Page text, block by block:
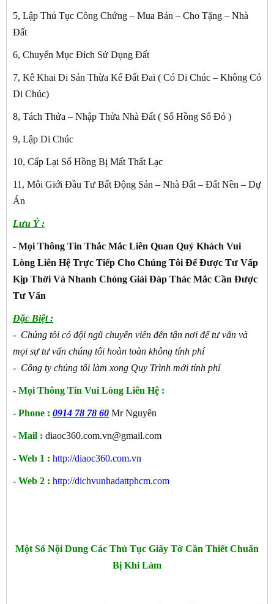
5, Lập Thủ Tục Công Chứng – Mua Bán – Cho Tặng – Nhà
Đất
6, Chuyển Mục Đích Sử Dụng Đất
7, Kê Khai Di Sản Thừa Kế Đất Đai ( Có Di Chúc – Không Có
Di Chúc)
8, Tách Thửa – Nhập Thửa Nhà Đất ( Sổ Hồng Sổ Đỏ )
9, Lập Di Chúc
10, Cấp Lại Sổ Hồng Bị Mất Thất Lạc
11, Môi Giới Đầu Tư Bất Động Sản – Nhà Đất – Đất Nền – Dự
Án
Lưu Ý :
- Mọi Thông Tin Thắc Mắc Liên Quan Quý Khách Vui
Lòng Liên Hệ Trực Tiếp Cho Chúng Tôi Để Được Tư Vấp
Kịp Thời Và Nhanh Chóng Giải Đáp Thác Mắc Cần Được
Tư Vấn
Đặc Biệt :
- Chúng tôi có đội ngũ chuyên viên đến tận nơi để tư vấn và
mọi sự tư vấn chúng tôi hoàn toàn không tính phí
- Công ty chúng tôi làm xong Quy Trình mới tính phí
- Mọi Thông Tin Vui Lòng Liên Hệ :
- Phone : 0914 78 78 60 Mr Nguyên
- Mail : diaoc360.com.vn@gmail.com
- Web 1 : http://diaoc360.com.vn
- Web 2 : http://dichvunhadattphcm.com
Một Số Nội Dung Các Thủ Tục Giấy Tờ Cần Thiết Chuẩn
Bị Khi Làm